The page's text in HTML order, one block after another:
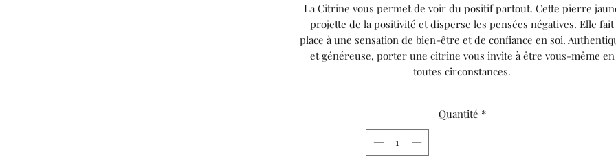
La Citrine vous permet de voir du positif partout. Cette pierre
projette de la positivité et disperse les pensées négatives. Elle fait
place à une sensation de bien-être et de confiance en soi.
et généreuse, porter une citrine vous invite à être vous-même en
toutes circonstances.
Quantité *